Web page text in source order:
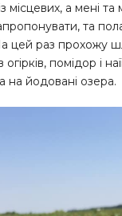
місцевих, а мені
та
цей раз прохожу
помідор і
на йодовані озера.